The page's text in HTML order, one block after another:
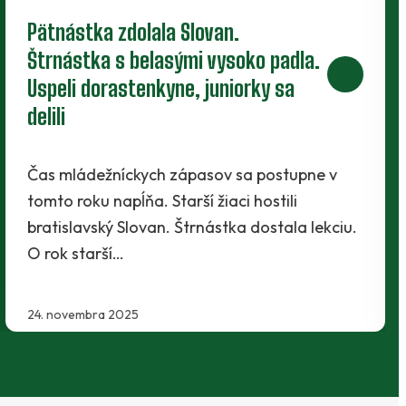
Pätnástka zdolala Slovan.
Štrnástka s belasými vysoko padla.
Uspeli dorastenkyne, juniorky sa
delili
24. novembra 2025
Čas mládežníckych zápasov sa postupne v
tomto roku napĺňa. Starší žiaci hostili
bratislavský Slovan. Štrnástka dostala lekciu.
O rok starší…